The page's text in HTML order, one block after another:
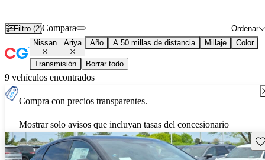
Filtro (2) Ordenar
Compara
Nissan Ariya Año A 50 millas de distancia Millaje Color
Transmisión Borrar todo
9 vehículos encontrados
Compra con precios transparentes.
Mostrar solo avisos que incluyan tasas del concesionario